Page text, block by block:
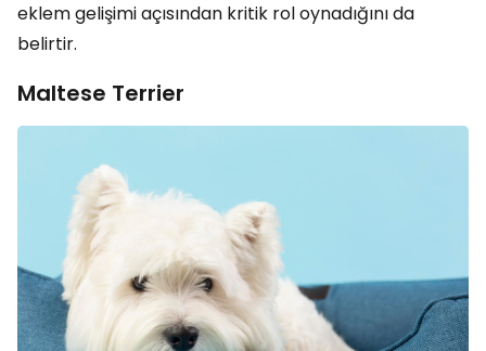
eklem gelişimi açısından kritik rol oynadığını da
belirtir.
Maltese Terrier